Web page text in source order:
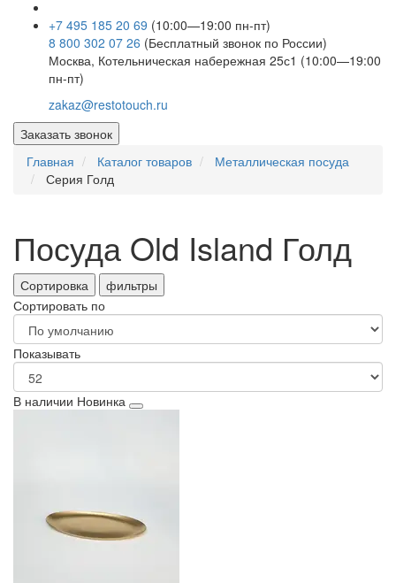
+7 495 185 20 69 (10:00—19:00 пн-пт)
8 800 302 07 26 (Бесплатный звонок по России)
Москва, Котельническая набережная 25с1 (10:00—19:00
пн-пт)
zakaz@restotouch.ru
Заказать звонок
Главная
Каталог товаров
Металлическая посуда
Серия Голд
Посуда Old Island Голд
Сортировка
фильтры
Сортировать по
Показывать
В наличии Новинка